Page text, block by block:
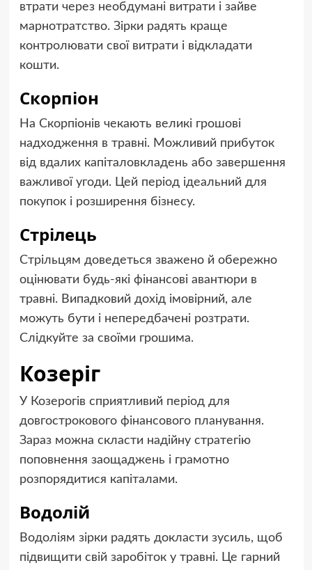
втрати через необдумані витрати і зайве
марнотратство. Зірки радять краще
контролювати свої витрати і відкладати
кошти.
Скорпіон
На Скорпіонів чекають великі грошові
надходження в травні. Можливий прибуток
від вдалих капіталовкладень або завершення
важливої угоди. Цей період ідеальний для
покупок і розширення бізнесу.
Стрілець
Стрільцям доведеться зважено й обережно
оцінювати будь-які фінансові авантюри в
травні. Випадковий дохід імовірний, але
можуть бути і непередбачені розтрати.
Слідкуйте за своїми грошима.
Козеріг
У Козерогів сприятливий період для
довгострокового фінансового планування.
Зараз можна скласти надійну стратегію
поповнення заощаджень і грамотно
розпорядитися капіталами.
Водолій
Водоліям зірки радять докласти зусиль, щоб
підвищити свій заробіток у травні. Це гарний